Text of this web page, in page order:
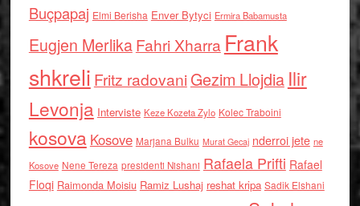
Buçpapaj Elmi Berisha Enver Bytyci Ermira Babamusta
Eugjen MerlikaFahri Xharra Frank
shkreli Fritz radovaniGezim Llojdia Ilir
Levonja Interviste Keze Kozeta Zylo Kolec Traboini
kosova Kosove Marjana Bulku Murat Gecaj nderroi jete ne
Kosove Nene Tereza presidenti Nishani Rafaela Prifti Rafael
Floqi Raimonda Moisiu Ramiz Lushaj reshat kripa Sadik Elshani